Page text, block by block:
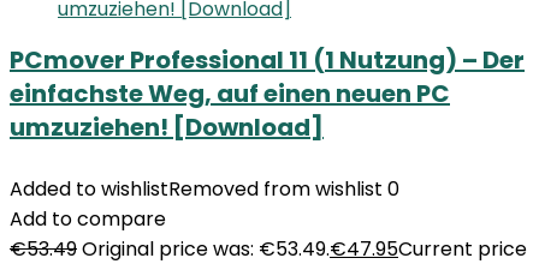
PCmover Professional 11 (1 Nutzung) – Der
einfachste Weg, auf einen neuen PC
umzuziehen! [Download]
Added to wishlistRemoved from wishlist 0
Add to compare
€53.49Original price was: €53.49.€47.95Current price